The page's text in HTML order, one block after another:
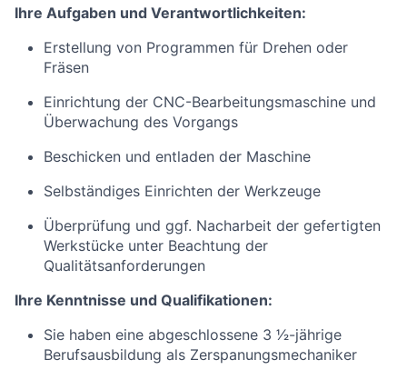
Ihre Aufgaben und Verantwortlichkeiten:
Erstellung von Programmen für Drehen oder
Fräsen
Einrichtung der CNC-Bearbeitungsmaschine und
Überwachung des Vorgangs
Beschicken und entladen der Maschine
Selbständiges Einrichten der Werkzeuge
Überprüfung und ggf. Nacharbeit der gefertigten
Werkstücke unter Beachtung der
Qualitätsanforderungen
Ihre Kenntnisse und Qualifikationen:
Sie haben eine abgeschlossene 3 1⁄2-jährige
Berufsausbildung als Zerspanungsmechaniker